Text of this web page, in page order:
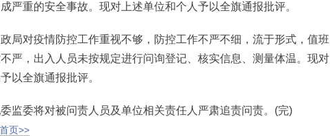
严重的安全事故。现对上述单位和个人予以全旗通报批评。
对疫情防控工作重视不够，防控工作不严不细，流于形式，值班
严，出入人员未按规定进行问询登记、核实信息、测量体温。现对
以全旗通报批评。
委将对被问责人员及单位相关责任人严肃追责问责。(完)
页>>